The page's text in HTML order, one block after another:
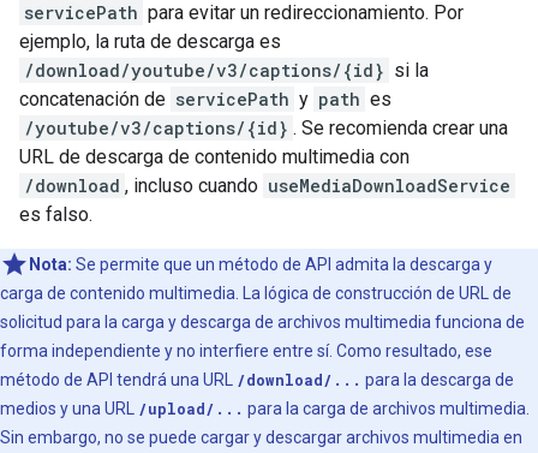
servicePath para evitar un redireccionamiento. Por
ejemplo, la ruta de descarga es
/download/youtube/v3/captions/{id} si la
concatenación de servicePath y path es
/youtube/v3/captions/{id} . Se recomienda crear una
URL de descarga de contenido multimedia con
/download , incluso cuando useMediaDownloadService
es falso.
Nota: Se permite que un método de API admita la descarga y
carga de contenido multimedia. La lógica de construcción de URL de
solicitud para la carga y descarga de archivos multimedia funciona de
forma independiente y no interfiere entre sí. Como resultado, ese
método de API tendrá una URL
/download/... para la descarga de
medios y una URL
/upload/... para la carga de archivos multimedia.
Sin embargo, no se puede cargar y descargar archivos multimedia en